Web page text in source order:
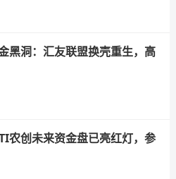
黑洞：汇友联盟换壳重生，高
农创未来资金盘已亮红灯，参